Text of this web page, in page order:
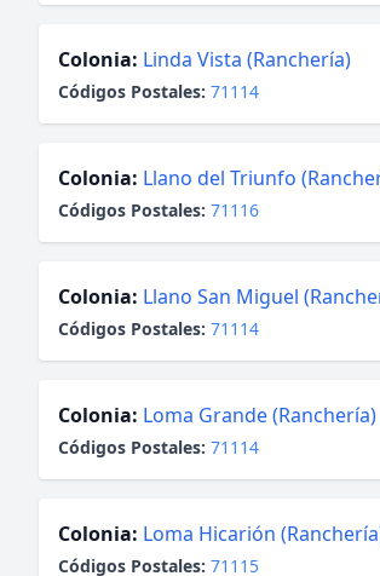
Colonia: Linda Vista (Ranchería)
Códigos Postales: 71114
Colonia: Llano del Triunfo
Códigos Postales: 71116
Colonia: Llano San Miguel
Códigos Postales: 71114
Colonia: Loma Grande (Ranchería)
Códigos Postales: 71114
Colonia: Loma Hicarión
Códigos Postales: 71115